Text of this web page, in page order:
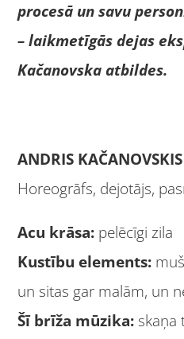
procesā un savu
– laikmetīgās dejas
Kačanovska atbildes.
ANDRIS KAČANOVSKIS
Horeogrāfs, dejotājs,
Acu krāsa: pelēcīgi zila
Kustību elements:
un sitas gar malām, un
Šī brīža mūzika: skaņa